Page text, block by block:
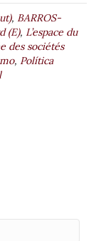
, BARROS-
(E), L’espace du
des sociétés
, Política